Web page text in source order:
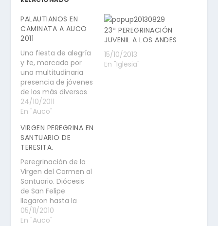
PALAUTIANOS EN
CAMINATA A AUCO
2011
Una fiesta de alegría
y fe, marcada por
una multitudinaria
presencia de jóvenes
de los más diversos
sectores sociales,
fue lo que se vivió
octubre en la versión
21ªde la
Peregrinación Juvenil
al Santuario de Santa
Teresa de Los Andes.
Cerca de 50 mil
peregrinos, venidos…
24/10/2011
En "Auco"
23ª PEREGRINACIÓN
JUVENIL A LOS ANDES
15/10/2013
En "Iglesia"
VIRGEN PEREGRINA EN
SANTUARIO DE
TERESITA.
Peregrinación de la
Virgen del Carmen al
Santuario. Diócesis
de San Felipe
llegaron hasta la
casa de Teresita
para traer a la Virgen
05/11/2010
En "Auco"